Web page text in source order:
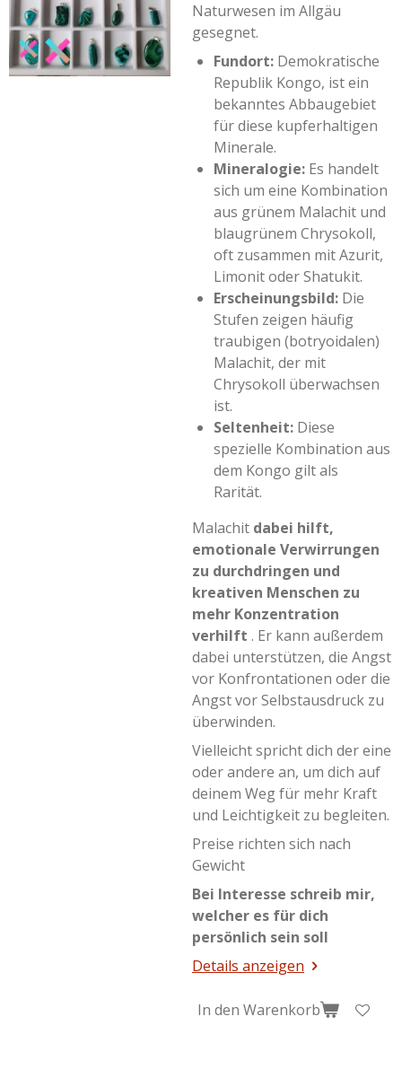
Naturwesen im Allgäu
gesegnet.
Fundort: Demokratische
Republik Kongo, ist ein
bekanntes Abbaugebiet
für diese kupferhaltigen
Minerale.
Mineralogie: Es handelt
sich um eine Kombination
aus grünem Malachit und
blaugrünem Chrysokoll,
oft zusammen mit Azurit,
Limonit oder Shatukit.
Erscheinungsbild: Die
Stufen zeigen häufig
traubigen (botryoidalen)
Malachit, der mit
Chrysokoll überwachsen
ist.
Seltenheit: Diese
spezielle Kombination aus
dem Kongo gilt als
Rarität.
Malachit dabei hilft,
emotionale Verwirrungen
zu durchdringen und
kreativen Menschen zu
mehr Konzentration
verhilft . Er kann außerdem
dabei unterstützen, die Angst
vor Konfrontationen oder die
Angst vor Selbstausdruck zu
überwinden.
Vielleicht spricht dich der eine
oder andere an, um dich auf
deinem Weg für mehr Kraft
und Leichtigkeit zu begleiten.
Preise richten sich nach
Gewicht
Bei Interesse schreib mir,
welcher es für dich
persönlich sein soll
Details anzeigen
In den Warenkorb